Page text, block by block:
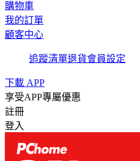
購物車
我的訂單
顧客中心
追蹤清單退貨會員設定
下載 APP
享受APP專屬優惠
註冊
登入